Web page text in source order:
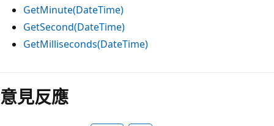
GetMinute(DateTime)
GetSecond(DateTime)
GetMilliseconds(DateTime)
意見反應